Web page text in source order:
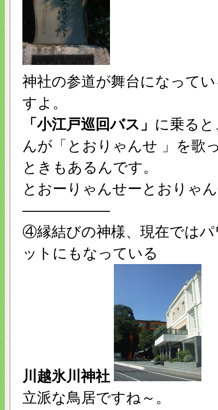
神社の参道が舞台になって
すよ。
「小江戸巡回バス」 に乗る
んが「とおりゃんせ 」を歌
ときもあるんです。
とおーりゃんせーとおりゃ
——————
④縁結びの神様、現在ではパ
ットにもなっている
川越氷川神社
立派な鳥居ですね～。